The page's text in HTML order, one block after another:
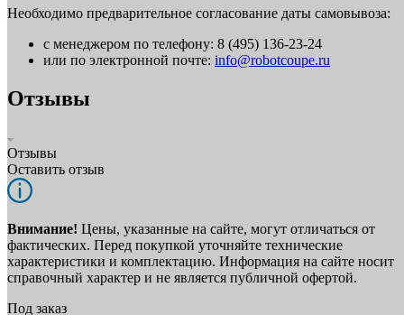
Необходимо предварительное согласование даты самовывоза:
с менеджером по телефону: 8 (495) 136-23-24
или по электронной почте: info@robotcoupe.ru
Отзывы
Отзывы
Оставить отзыв
Внимание! Цены, указанные на сайте, могут отличаться от
фактических. Перед покупкой уточняйте технические
характеристики и комплектацию. Информация на сайте носит
справочный характер и не является публичной офертой.
Под заказ